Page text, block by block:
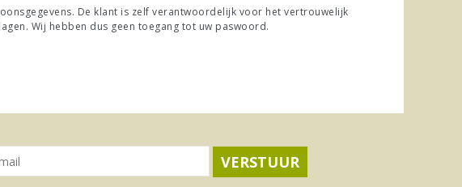
De klant is zelf verantwoordelijk voor het vertrouwelijk
Wij hebben dus geen toegang tot uw paswoord.
VERSTUUR